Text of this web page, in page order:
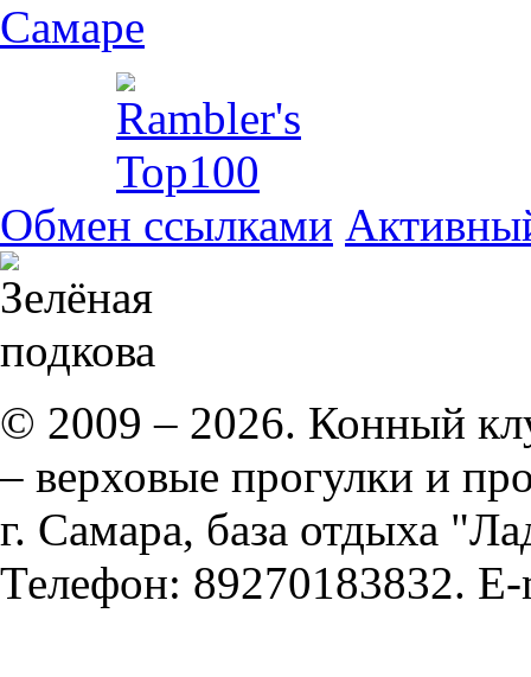
Самаре
Обмен ссылками
© 2009 – 2026. Конный
– верховые прогулки и
г. Самара, база отдыха
Телефон: 89270183832.